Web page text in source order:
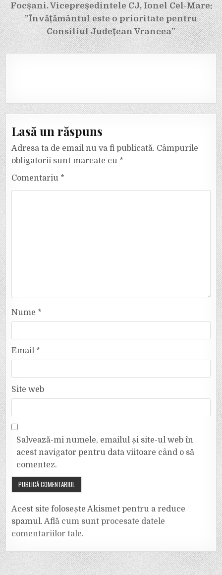
Focșani. Vicepreședintele CJ, Ionel Cel-Mare:
”Învățământul este o prioritate pentru
Consiliul Județean Vrancea”
Lasă un răspuns
Adresa ta de email nu va fi publicată. Câmpurile
obligatorii sunt marcate cu *
Comentariu *
Nume *
Email *
Site web
Salvează-mi numele, emailul și site-ul web în
acest navigator pentru data viitoare când o să
comentez.
Acest site folosește Akismet pentru a reduce
spamul.Află cum sunt procesate datele
comentariilor tale.